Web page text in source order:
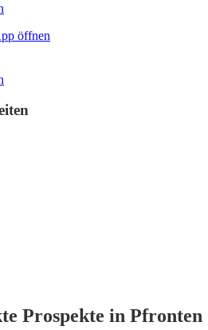
öffnen
Prospekte in Pfronten